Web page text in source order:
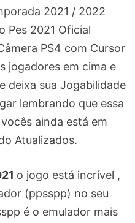
2021 / 2022
Pes 2021 Oficial
PS4 com Cursor
jogadores em cima e
deixa sua Jogabilidade
lembrando que essa
ainda está em
Atualizados.
o jogo está incrível ,
(ppsspp) no seu
é o emulador mais